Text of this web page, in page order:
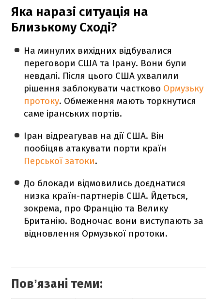
Яка наразі ситуація на
Близькому Сході?
На минулих вихідних відбувалися
переговори США та Ірану. Вони були
невдалі. Після цього США ухвалили
рішення заблокувати частково Ормузьку
протоку. Обмеження мають торкнутися
саме іранських портів.
Іран відреагував на дії США. Він
пообіцяв атакувати порти країн
Перської затоки.
До блокади відмовились доєднатися
низка країн-партнерів США. Йдеться,
зокрема, про Францію та Велику
Британію. Водночас вони виступають за
відновлення Ормузької протоки.
Повʼязані теми: